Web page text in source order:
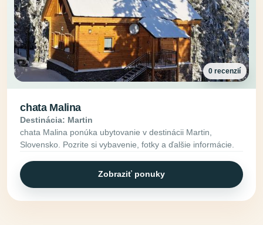
0 recenzií
chata Malina
Destinácia: Martin
chata Malina ponúka ubytovanie v destinácii Martin,
Slovensko. Pozrite si vybavenie, fotky a ďalšie informácie.
Zobraziť ponuky